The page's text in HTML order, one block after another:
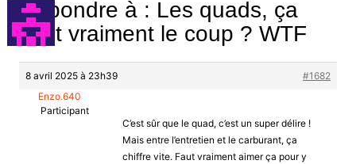
Répondre à : Les quads, ça
vaut vraiment le coup ? WTF
8 avril 2025 à 23h39
#1682
Enzo.640
Participant
C’est sûr que le quad, c’est un super délire !
Mais entre l’entretien et le carburant, ça
chiffre vite. Faut vraiment aimer ça pour y